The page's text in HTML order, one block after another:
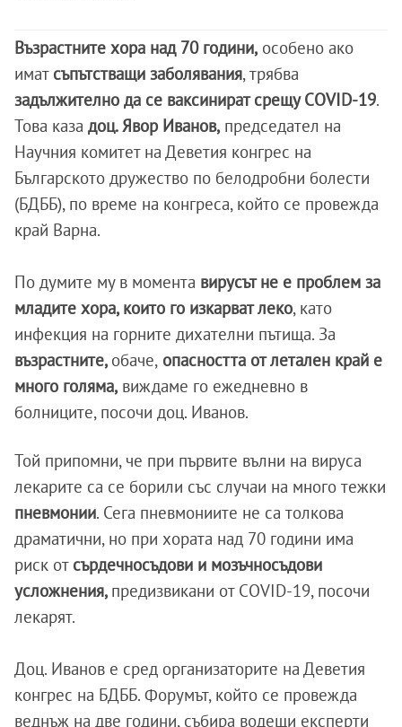
Възрастните хора над 70 години, особено ако
имат съпътстващи заболявания, трябва
задължително да се ваксинират срещу COVID-19.
Това каза доц. Явор Иванов, председател на
Научния комитет на Деветия конгрес на
Българското дружество по белодробни болести
(БДББ), по време на конгреса, който се провежда
край Варна.
По думите му в момента вирусът не е проблем за
младите хора, които го изкарват леко, като
инфекция на горните дихателни пътища. За
възрастните, обаче, опасността от летален край е
много голяма, виждаме го ежедневно в
болниците, посочи доц. Иванов.
Той припомни, че при първите вълни на вируса
лекарите са се борили със случаи на много тежки
пневмонии. Сега пневмониите не са толкова
драматични, но при хората над 70 години има
риск от сърдечносъдови и мозъчносъдови
усложнения, предизвикани от COVID-19, посочи
лекарят.
Доц. Иванов е сред организаторите на Деветия
конгрес на БДББ. Форумът, който се провежда
веднъж на две години, събира водещи експерти